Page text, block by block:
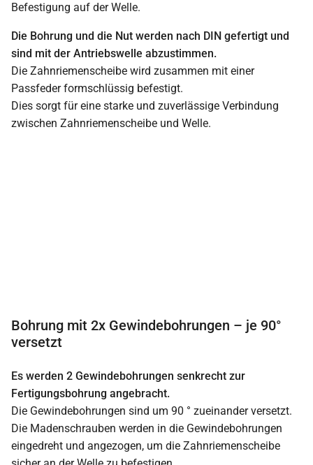
Befestigung auf der Welle.
Die Bohrung und die Nut werden nach DIN gefertigt und
sind mit der Antriebswelle abzustimmen.
Die Zahnriemenscheibe wird zusammen mit einer
Passfeder formschlüssig befestigt.
Dies sorgt für eine starke und zuverlässige Verbindung
zwischen Zahnriemenscheibe und Welle.
Bohrung mit 2x Gewindebohrungen – je 90°
versetzt
Es werden 2 Gewindebohrungen senkrecht zur
Fertigungsbohrung angebracht.
Die Gewindebohrungen sind um 90 ° zueinander versetzt.
Die Madenschrauben werden in die Gewindebohrungen
eingedreht und angezogen, um die Zahnriemenscheibe